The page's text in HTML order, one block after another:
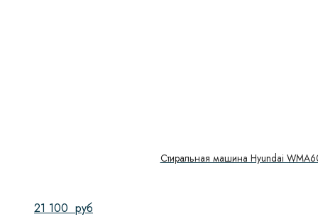
Стиральная машина Hyundai
21 100 руб